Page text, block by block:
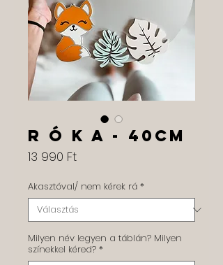
R Ó K A - 40cm
13 990 FtÁr
Akasztóval/ nem kérek rá *
Milyen név legyen a táblán? Milyen
színekkel kéred? *